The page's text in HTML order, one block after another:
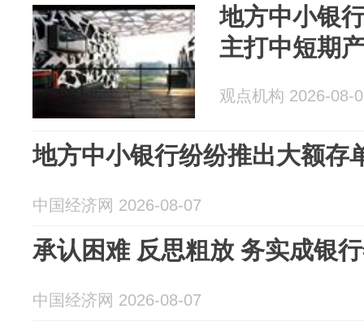
地方中小银
主打中短期
观点机构 2026-08-
地方中小银行纷纷推出大额存
中国经济网 2026-08-07
承认困难 反思粗放 务实成银
中国经济网 2026-08-07